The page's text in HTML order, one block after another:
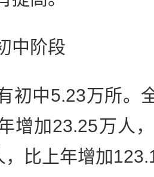
阶段
中5.23万所。
增加23.25万人
，比上年增加